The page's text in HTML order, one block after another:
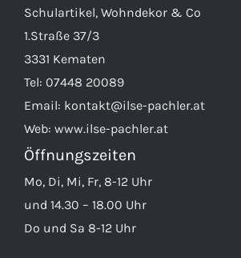
Schulartikel, Wohndekor & Co
1.Straße 37/3
3331 Kematen
Tel: 07448 20089
Email: kontakt@ilse-pachler.at
Web: www.ilse-pachler.at
Öffnungszeiten
Mo, Di, Mi, Fr, 8-12 Uhr
und 14.30 – 18.00 Uhr
Do und Sa 8-12 Uhr